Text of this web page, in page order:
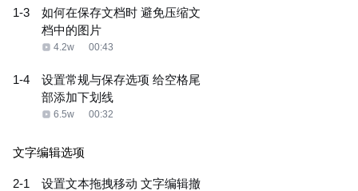
1-3
如何在保存文档时 避免压缩文
档中的图片
4.2w 00:43
1-4
设置常规与保存选项 给空格尾
部添加下划线
6.5w 00:32
文字编辑选项
2-1
设置文本拖拽移动 文字编辑撤